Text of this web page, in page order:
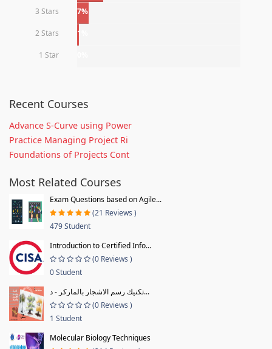
3 Stars 7%
2 Stars 1%
1 Star
Recent Courses
Advance S-Curve using Power
Practice Managing Project Ri
Foundations of Projects Cont
Most Related Courses
Exam Questions based on Agile...
(21 Reviews )
479 Student
Introduction to Certified Info...
(0 Reviews )
0 Student
تكنيك رسم الاشجار بالماركر - د...
(0 Reviews )
1 Student
Molecular Biology Techniques